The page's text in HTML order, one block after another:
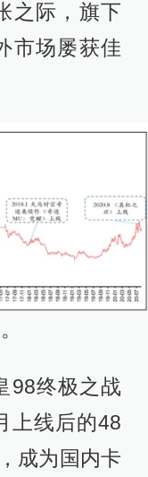
之际，旗下
市场屡获佳
98终极之战
上线后的48
成为国内卡